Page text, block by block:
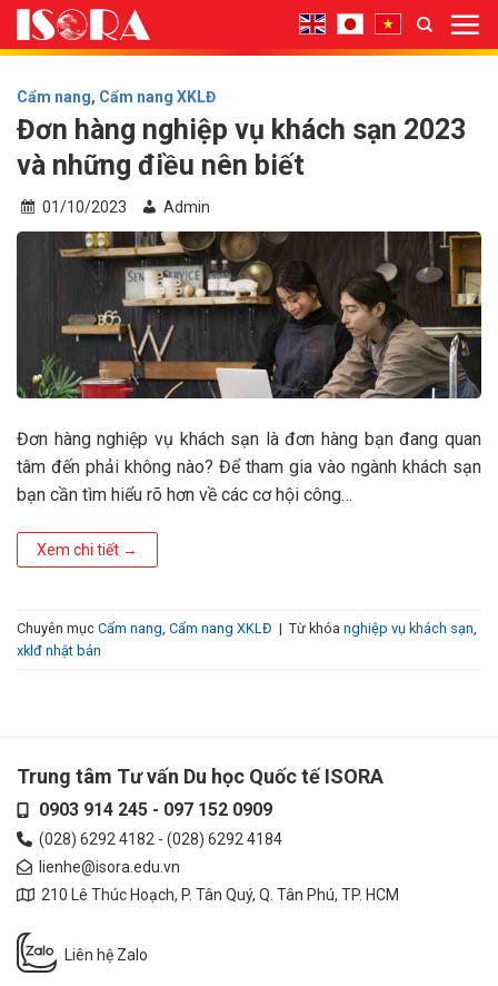
Bỏ
qua
dungCẩm nang, Cẩm nang XKLĐ
Đơn hàng nghiệp vụ khách sạn 2023
và những điều nên biết
01/10/2023 Admin
Đơn hàng nghiệp vụ khách sạn là đơn hàng bạn đang quan
tâm đến phải không nào? Để tham gia vào ngành khách sạn
bạn cần tìm hiểu rõ hơn về các cơ hội công…
Xem chi tiết →
Chuyên mục Cẩm nang Cẩm nang XKLĐ | Từ khóa nghiệp vụ khách sạn
xklđ nhật bản
Trung tâm Tư vấn Du học Quốc tế ISORA
0903 914 245- 097 152 0909
(028) 6292 4182 - (028) 6292 4184
lienhe@isora.edu.vn
210 Lê Thúc Hoạch, P. Tân Quý, Q. Tân Phú, TP. HCM
Liên hệ Zalo